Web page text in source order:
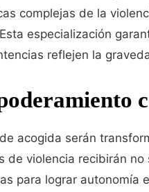
complejas de la
especialización
reflejen la
acogida serán
de violencia recibirán
para lograr autonomía